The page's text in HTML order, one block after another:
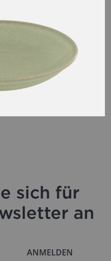
sich für
an
ANMELDEN